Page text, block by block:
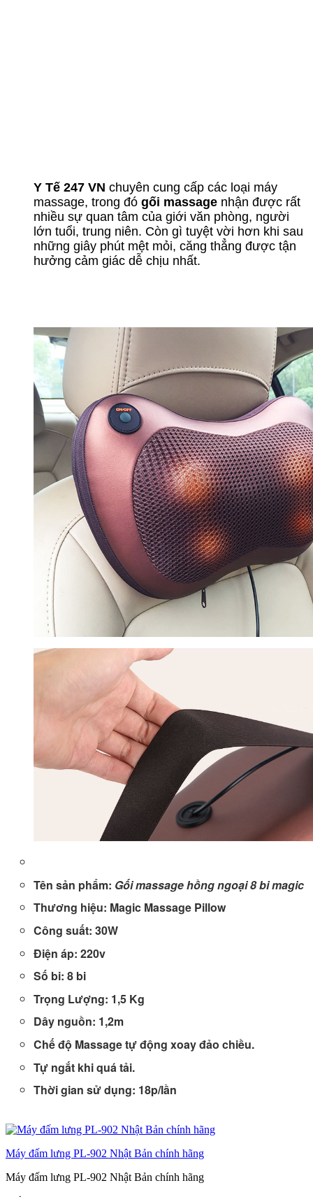
Y Tế 247 VN chuyên cung cấp các loại máy
massage, trong đó gối massage nhận được rất
nhiều sự quan tâm của giới văn phòng, người
lớn tuổi, trung niên. Còn gì tuyệt vời hơn khi sau
những giây phút mệt mỏi, căng thẳng được tận
hưởng cảm giác dễ chịu nhất.
Tên sản phẩm: Gối massage hồng ngoại 8 bi magic
Thương hiệu: Magic Massage Pillow
Công suất: 30W
Điện áp: 220v
Số bi: 8 bi
Trọng Lượng: 1,5 Kg
Dây nguồn: 1,2m
Chế độ Massage tự động xoay đảo chiều.
Tự ngắt khi quá tải.
Thời gian sử dụng: 18p/lần
Máy đấm lưng PL-902 Nhật Bản chính hãng
Máy đấm lưng PL-902 Nhật Bản chính hãng